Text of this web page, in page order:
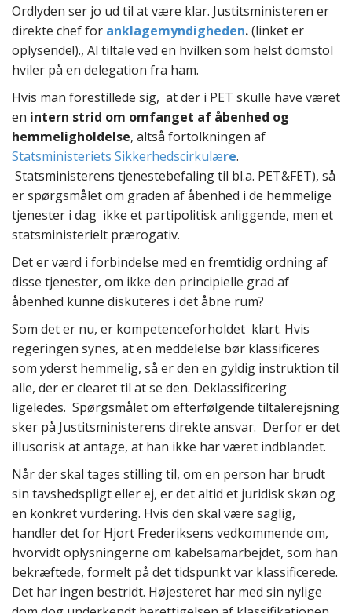
Ordlyden ser jo ud til at være klar. Justitsministeren er
direkte chef for anklagemyndigheden.(linket er
oplysende!)., Al tiltale ved en hvilken som helst domstol
hviler på en delegation fra ham.
Hvis man forestillede sig, at der i PET skulle have været
en intern strid om omfanget af åbenhed og
hemmeligholdelse, altså fortolkningen af
Statsministeriets Sikkerhedscirkulære.
Statsministerens tjenestebefaling til bl.a. PET&FET), så
er spørgsmålet om graden af åbenhed i de hemmelige
tjenester i dag ikke et partipolitisk anliggende, men et
statsministerielt prærogativ.
Det er værd i forbindelse med en fremtidig ordning af
disse tjenester, om ikke den principielle grad af
åbenhed kunne diskuteres i det åbne rum?
Som det er nu, er kompetenceforholdet klart. Hvis
regeringen synes, at en meddelelse bør klassificeres
som yderst hemmelig, så er den en gyldig instruktion til
alle, der er clearet til at se den. Deklassificering
ligeledes. Spørgsmålet om efterfølgende tiltalerejsning
sker på Justitsministerens direkte ansvar. Derfor er det
illusorisk at antage, at han ikke har været indblandet.
Når der skal tages stilling til, om en person har brudt
sin tavshedspligt eller ej, er det altid et juridisk skøn og
en konkret vurdering. Hvis den skal være saglig,
handler det for Hjort Frederiksens vedkommende om,
hvorvidt oplysningerne om kabelsamarbejdet, som han
bekræftede, formelt på det tidspunkt var klassificerede.
Det har ingen bestridt. Højesteret har med sin nylige